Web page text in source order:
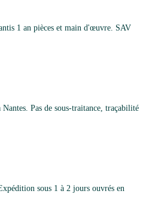
1 an pièces et main d'œuvre. SAV
Pas de sous-traitance, traçabilité
sous 1 à 2 jours ouvrés en